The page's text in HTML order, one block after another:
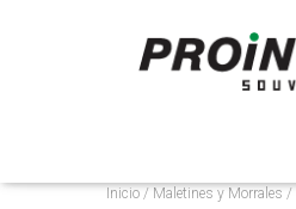
Inicio/ Maletines y Morrales /